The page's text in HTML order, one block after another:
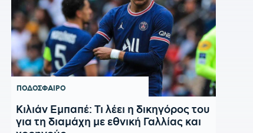
ΠΟΔΟΣΦΑΙΡΟ
Κιλιάν Εμπαπέ: Τι λέει η δικηγόρος του
για τη διαμάχη με εθνική Γαλλίας και